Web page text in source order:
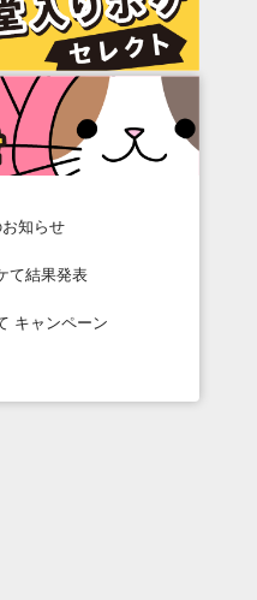
知らせ
て結果発表
キャンペーン